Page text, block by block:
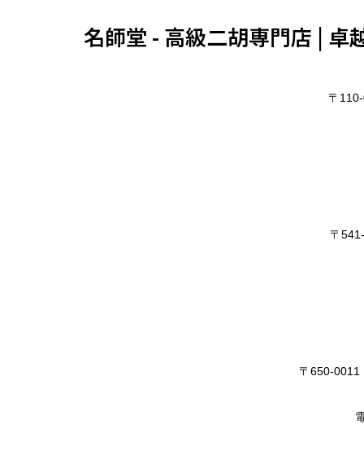
名師堂 - 高級二胡専門店 | 卓
〒
〒
〒650-